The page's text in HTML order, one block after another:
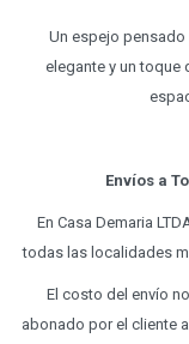
Un espejo
elegante y un toque
Envíos a
En Casa Demaria
todas las localidades
El costo del envío
abonado por el cliente